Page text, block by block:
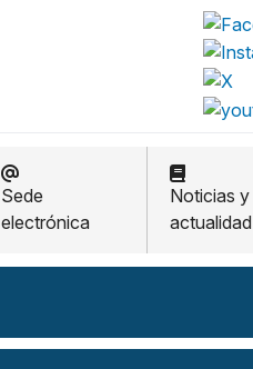
Sede
electrónica
Noticias y
actualidad